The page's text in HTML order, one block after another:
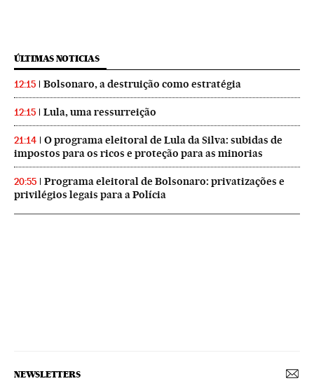
ÚLTIMAS NOTICIAS
12:15 Bolsonaro, a destruição como estratégia
12:15 Lula, uma ressurreição
21:14
O programa eleitoral de Lula da Silva: subidas de
impostos para os ricos e proteção para as minorias
20:55
Programa eleitoral de Bolsonaro: privatizações e
privilégios legais para a Polícia
NEWSLETTERS